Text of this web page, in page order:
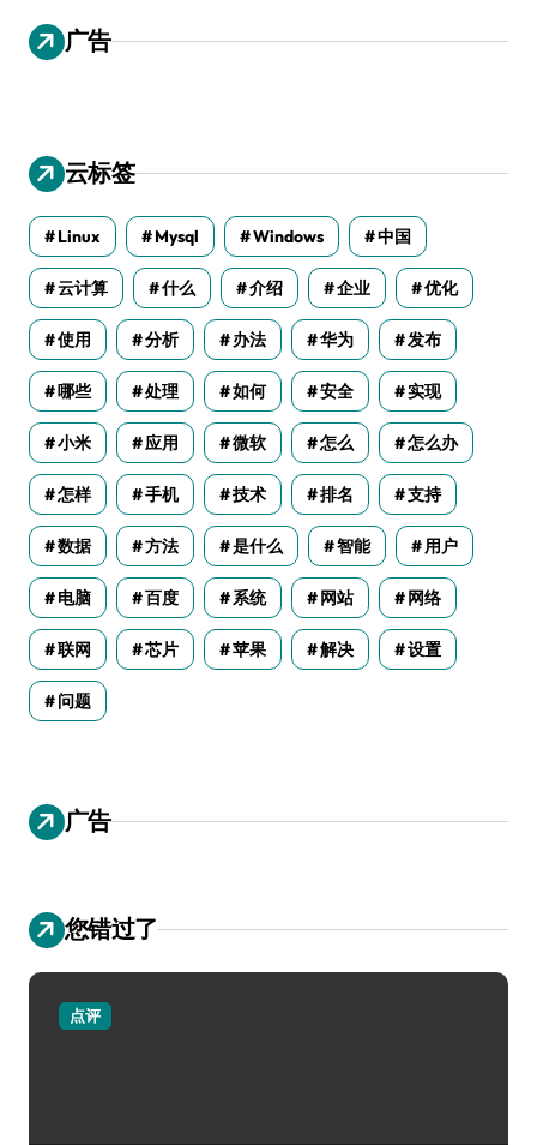
广告
云标签
Linux Mysql Windows 中国
云计算 什么 介绍 企业 优化
使用 分析 办法 华为 发布
哪些 处理 如何 安全 实现
小米 应用 微软 怎么 怎么办
怎样 手机 技术 排名 支持
数据 方法 是什么 智能 用户
电脑 百度 系统 网站 网络
联网 芯片 苹果 解决 设置
问题
广告
您错过了
点评